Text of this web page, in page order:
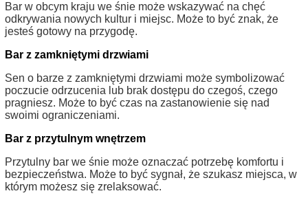
Bar w obcym kraju we śnie może wskazywać na chęć
odkrywania nowych kultur i miejsc. Może to być znak, że
jesteś gotowy na przygodę.
Bar z zamkniętymi drzwiami
Sen o barze z zamkniętymi drzwiami może symbolizować
poczucie odrzucenia lub brak dostępu do czegoś, czego
pragniesz. Może to być czas na zastanowienie się nad
swoimi ograniczeniami.
Bar z przytulnym wnętrzem
Przytulny bar we śnie może oznaczać potrzebę komfortu i
bezpieczeństwa. Może to być sygnał, że szukasz miejsca, w
którym możesz się zrelaksować.